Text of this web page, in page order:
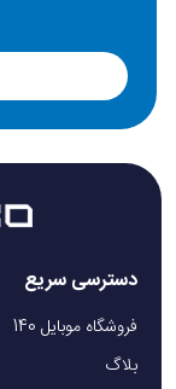
دسترسی سریع
فروشگاه موبایل 140
بلاگ